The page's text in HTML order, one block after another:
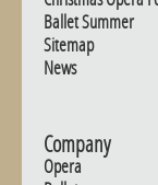
Ballet Summer
Sitemap
News
Company
Opera